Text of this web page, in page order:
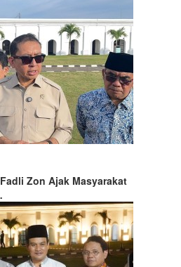
Zon Ajak Masyarakat